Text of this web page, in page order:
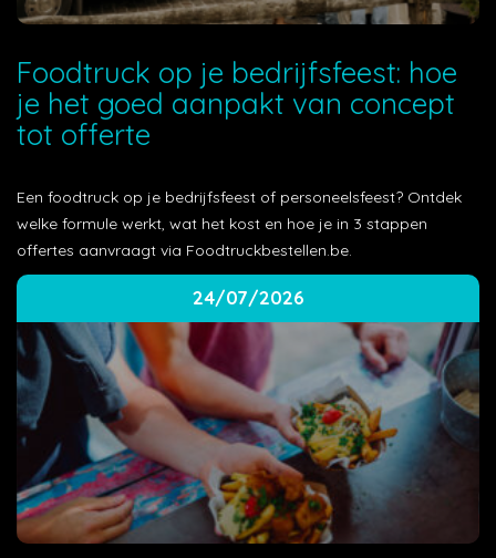
Foodtruck op je bedrijfsfeest: hoe
je het goed aanpakt van concept
tot offerte
Een foodtruck op je bedrijfsfeest of personeelsfeest? Ontdek
welke formule werkt, wat het kost en hoe je in 3 stappen
offertes aanvraagt via Foodtruckbestellen.be.
24/07/2026